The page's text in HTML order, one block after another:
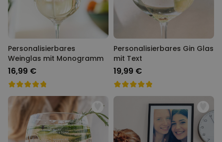
Personalisierbares
Weinglas mit Monogramm
16,99 €
Personalisierbares Gin Glas
mit Text
19,99 €